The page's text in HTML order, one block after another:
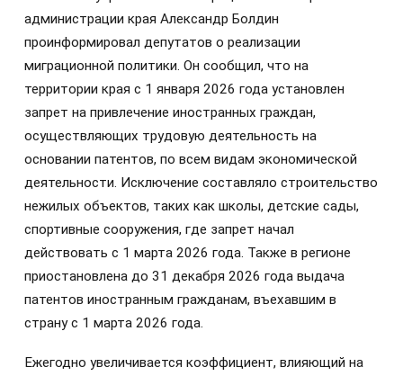
администрации края Александр Болдин
проинформировал депутатов о реализации
миграционной политики. Он сообщил, что на
территории края с 1 января 2026 года установлен
запрет на привлечение иностранных граждан,
осуществляющих трудовую деятельность на
основании патентов, по всем видам экономической
деятельности. Исключение составляло строительство
нежилых объектов, таких как школы, детские сады,
спортивные сооружения, где запрет начал
действовать с 1 марта 2026 года. Также в регионе
приостановлена до 31 декабря 2026 года выдача
патентов иностранным гражданам, въехавшим в
страну с 1 марта 2026 года.
Ежегодно увеличивается коэффициент, влияющий на